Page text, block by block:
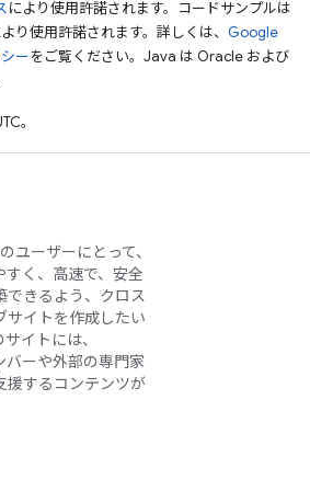
により使用許諾されます。コードサンプルは
り使用許諾されます。詳しくは、 Google
ーをご覧ください。Java は Oracle および
。
ユーザーにとって、
く、高速で、安全
できるよう、クロス
サイトを作成したい
イトには、
ーや外部の専門家
援するコンテンツが